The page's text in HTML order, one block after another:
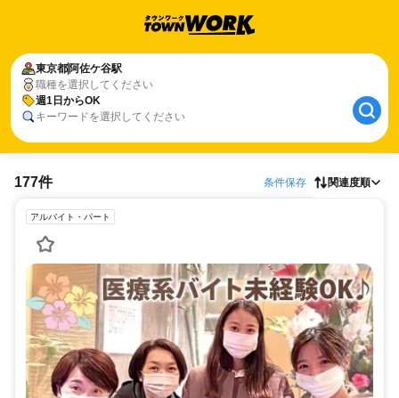
東京都 阿佐ケ谷駅
職種を選択してください
週1日からOK
キーワードを選択してください
177件 条件保存 関連度順
アルバイト・パート